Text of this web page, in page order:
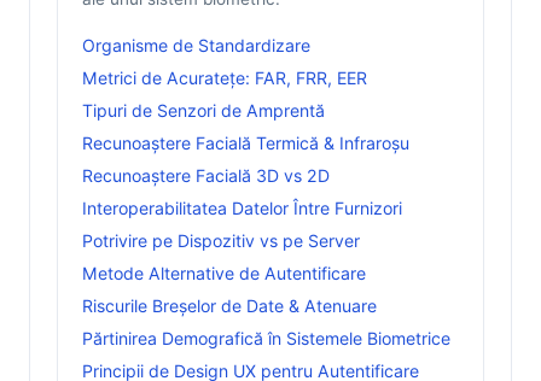
Organisme de Standardizare
Metrici de Acuratețe: FAR, FRR, EER
Tipuri de Senzori de Amprentă
Recunoaștere Facială Termică & Infraroșu
Recunoaștere Facială 3D vs 2D
Interoperabilitatea Datelor Între Furnizori
Potrivire pe Dispozitiv vs pe Server
Metode Alternative de Autentificare
Riscurile Breșelor de Date & Atenuare
Părtinirea Demografică în Sistemele Biometrice
Principii de Design UX pentru Autentificare